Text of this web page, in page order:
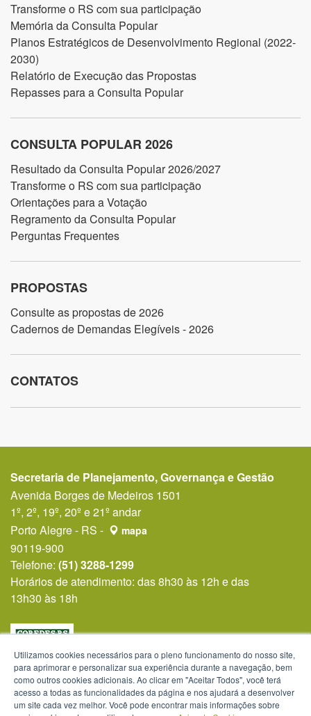
Transforme o RS com sua participação
Memória da Consulta Popular
Planos Estratégicos de Desenvolvimento Regional (2022-
2030)
Relatório de Execução das Propostas
Repasses para a Consulta Popular
CONSULTA POPULAR 2026
Resultado da Consulta Popular 2026/2027
Transforme o RS com sua participação
Orientações para a Votação
Regramento da Consulta Popular
Perguntas Frequentes
PROPOSTAS
Consulte as propostas de 2026
Cadernos de Demandas Elegíveis - 2026
CONTATOS
Secretaria de Planejamento, Governança e Gestão
Avenida Borges de Medeiros 1501
1º, 2º, 19º, 20º e 21º andar
Porto Alegre - RS -
mapa
90119-900
Telefone: (51) 3288-1299
Horários de atendimento: das 8h30 às 12h e das
13h30 às 18h
Utilizamos cookies necessários para o pleno funcionamento do nosso site,
para aprimorar e personalizar sua experiência durante a navegação, bem
como outros cookies adicionais. Ao clicar em "Aceitar Todos", você terá
acesso a todas as funcionalidades da página e nos ajudará a desenvolver
um site cada vez melhor. Você pode encontrar mais informações sobre